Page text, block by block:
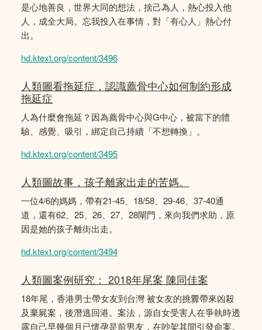
是心地善良，世界大同的想法，捨己為人，熱心投入他
人，成全大局。忘我投入在事情，對「有心人」熱心付
出。
hd.ktext.org/content/3496
人類圖看拖延症，認識薦骨中心如何制約形成
拖延症
人為什麼會拖延？因為薦骨中心與G中心，被當下的體
驗、感覺、吸引，綁定自己持續「不想轉換」。
hd.ktext.org/content/3495
人類圖故事，孩子離家出走的苦媽。
一位4/6的媽媽，帶有21-45、18/58、29-46、37-40通
道，還有62、25、26、27、28閘門，來向我們求助，原
因是她的孩子離街出走。
hd.ktext.org/content/3494
人類圖案例研究： 2018年尾案 陳同佳案
18年尾，香港男士帶女友到台灣 被女友的挑釁帶來凶殺
及棄屍案，後潛逃回港。案法，源自女受害人在爭執時透
露自己早幾個月已懷孕是前男友，在吵架其間引發命案。